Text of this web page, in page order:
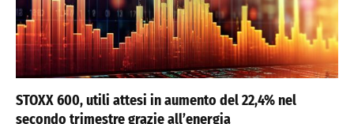
STOXX 600, utili attesi in aumento del 22,4% nel
secondo trimestre grazie all’energia